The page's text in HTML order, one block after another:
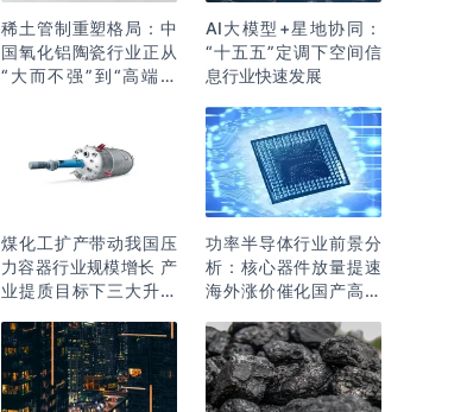
稀土管制重塑格局：中
国氧化铝陶瓷行业正从
“大而不强”到“高端突
AI大模型+星地协同：
“十五五”定调下空间信
息行业快速发展
煤化工扩产带动我国压
力容器行业规模增长 产
业提质目标下三大升级
功率半导体行业前景分
析：核心器件放量提速
海外涨价催化国产高端